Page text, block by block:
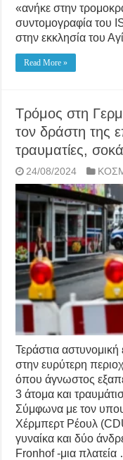
«ανήκε στην
συντομογραφία του
στην εκκλησία του
Read More »
Τρόμος στη
τον δράστη της
τραυματίες,
24/08/2024
Τεράστια αστυνομική
στην ευρύτερη
όπου άγνωστος
3 άτομα και
Σύμφωνα με τον
Χέρμπερτ Ρέουλ
γυναίκα και δύο
Fronhof -μια πλατεία